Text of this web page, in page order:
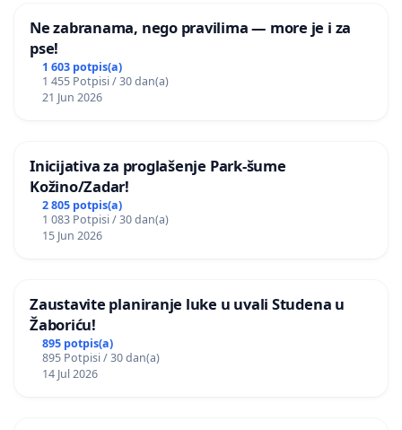
Ne zabranama, nego pravilima — more je i za
pse!
1 603 potpis(a)
1 455 Potpisi / 30 dan(a)
21 Jun 2026
Inicijativa za proglašenje Park-šume
Kožino/Zadar!
2 805 potpis(a)
1 083 Potpisi / 30 dan(a)
15 Jun 2026
Zaustavite planiranje luke u uvali Studena u
Žaboriću!
895 potpis(a)
895 Potpisi / 30 dan(a)
14 Jul 2026